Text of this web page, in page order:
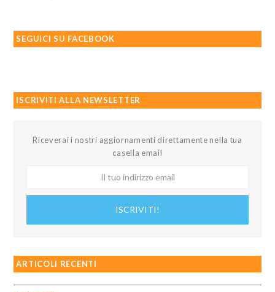
SEGUICI SU FACEBOOK
ISCRIVITI ALLA NEWSLETTER
Riceverai i nostri aggiornamenti direttamente nella tua
casella email
ISCRIVITI!
ARTICOLI RECENTI